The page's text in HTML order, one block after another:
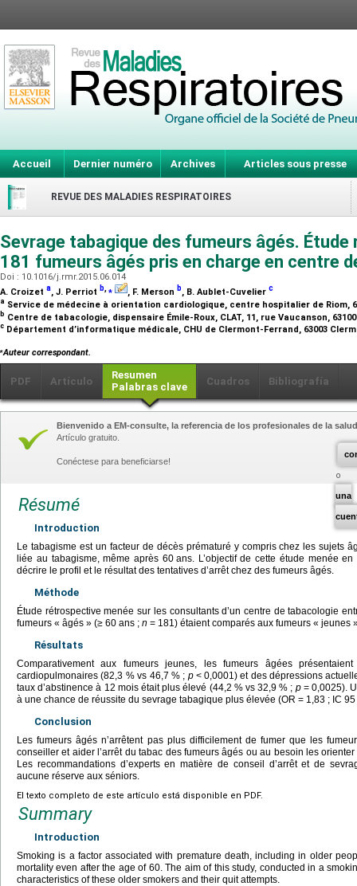
Accueil Dernier numéro Archives Articles sous presse
REVUE DES MALADIES RESPIRATOIRES
Sevrage tabagique des fumeurs âgés.
181 fumeurs âgés pris en charge en centre
Doi : 10.1016/j.rmr.2015.06.014
A. Croizet a, J. Perriot b,⁎ , F. Merson b, B. Aublet-Cuvelier c
a Service de médecine à orientation cardiologique, centre hospitalier de Riom,
b Centre de tabacologie, dispensaire Émile-Roux, CLAT, 11, rue Vaucanson,
c Département d’informatique médicale, CHU de Clermont-Ferrand, 63003
⁎Auteur correspondant.
PDF Artículo
Resumen
Palabras clave
Cuadros Bibliografía
una
Bienvenido a EM-consulte, la referencia de los profesionales de la
Artículo gratuito.
Conéctese para beneficiarse!
Résumé
Introduction
Le tabagisme est un facteur de décès prématuré y compris chez les sujets
liée au tabagisme, même après 60 ans. L’objectif de cette étude menée
décrire le profil et le résultat des tentatives d’arrêt chez des fumeurs âgés.
Méthode
Étude rétrospective menée sur les consultants d’un centre de tabacologie
fumeurs « âgés » (≥ 60 ans ; n = 181) étaient comparés aux fumeurs « jeunes
Résultats
Comparativement aux fumeurs jeunes, les fumeurs âgées
cardiopulmonaires (82,3 % vs 46,7 % ; p < 0,0001) et des dépressions
taux d’abstinence à 12 mois était plus élevé (44,2 % vs 32,9 % ; p = 0,0025).
à une chance de réussite du sevrage tabagique plus élevée (OR = 1,83 ; IC
Conclusion
Les fumeurs âgés n’arrêtent pas plus difficilement de fumer que les
conseiller et aider l’arrêt du tabac des fumeurs âgés ou au besoin les
Les recommandations d’experts en matière de conseil d’arrêt et de
aucune réserve aux séniors.
El texto completo de este artículo está disponible en PDF.
Summary
Introduction
Smoking is a factor associated with premature death, including in older
mortality even after the age of 60. The aim of this study, conducted in a
characteristics of these older smokers and their quit attempts.